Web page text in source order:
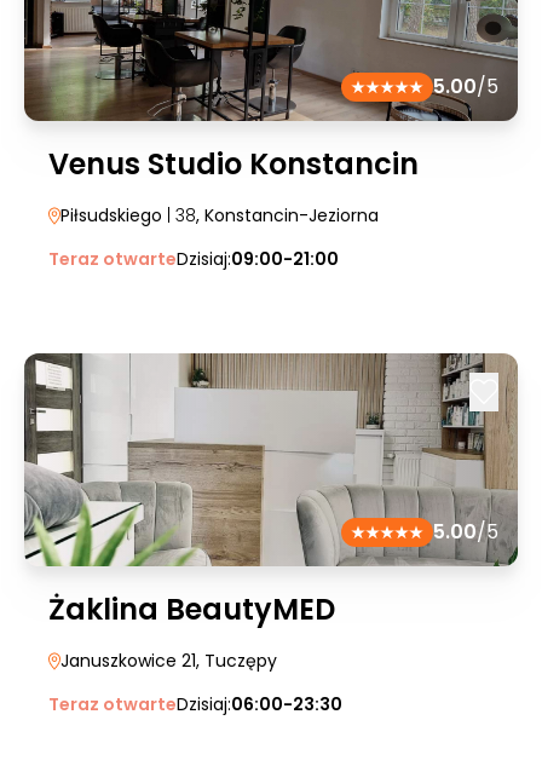
5.00/5
Venus Studio Konstancin
Piłsudskiego | 38, Konstancin-Jeziorna
Teraz otwarteDzisiaj:09:00-21:00
5.00/5
Żaklina BeautyMED
Januszkowice 21, Tuczępy
Teraz otwarteDzisiaj:06:00-23:30